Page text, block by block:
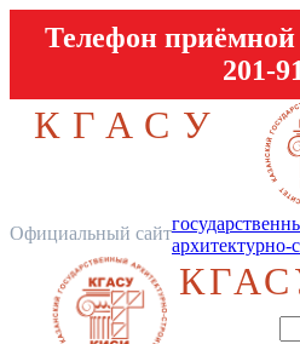
Телефон
201-
КГАСУ
Официальный сайт
архитектурно-